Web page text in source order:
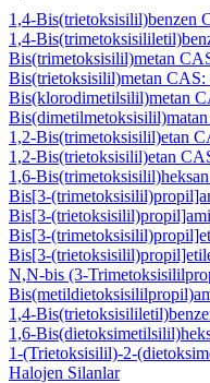
1,4-Bis(trietoksisilil)benzen
1,4-
Bis(trimetoksisilil)metan
Bis(trietoksisilil)metan CAS:
Bis(klorodimetilsilil)metan
1,2-Bis(trimetoksisilil)etan
1,2-Bis(trietoksisilil)etan
1,6-
Bis[3-
Bis[3-
Bis[3-
Bis[3-
N,N-bis (3-
1,4-
1,6-
1-(Trietoksisilil)-2-
Halojen Silanlar